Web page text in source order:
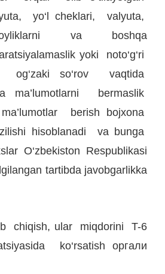
yo‘l cheklari, valyuta,
boyliklarni va boshqa
yoki noto‘g‘ri
og‘zaki so‘rov vaqtida
ma’lumotlarni bermaslik
berish bojxona
hisoblanadi va bunga
O‘zbekiston Respublikasi
tartibda javobgarlikka
chiqish, ular miqdorini T-6
ko‘rsatish оргали